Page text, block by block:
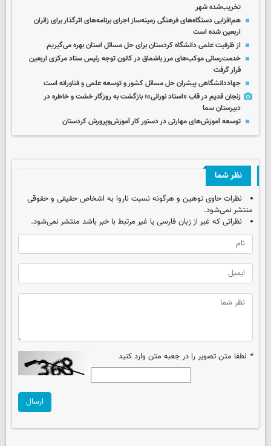
تخریب‌شده شهر
هم‌افزایی دستگاه‌های فرهنگی زمینه‌ساز اجرای برنامه‌های اثرگذار برای زائران
اربعین شده است
از ظرفیت علمی دانشگاه کردستان برای حل مسائل استان بهره می‌گیریم
خدمت‌رسانی موکب‌های مرز باشماق در کانون توجه رئیس ستاد مرکزی اربعین
قرار گرفت
جهاددانشگاهی پیشران حل مسائل کشور و توسعه علمی و فناورانه است
زنجان قدیم در قاب «استاد نورانی»؛ بازگشت به روزگار خشت و خاطره در
دبیرستان سما
توسعه آموزش‌های مهارتی در دستور کار آموزش‌وپرورش کردستان
نظر شما
نظرات حاوی توهین و هرگونه نسبت ناروا به اشخاص حقیقی و حقوقی
منتشر نمی‌شود.
نظراتی که غیر از زبان فارسی یا غیر مرتبط با خبر باشد منتشر نمی‌شود.
* لطفا متن تصویر را در جعبه متن وارد کنید
ارسال